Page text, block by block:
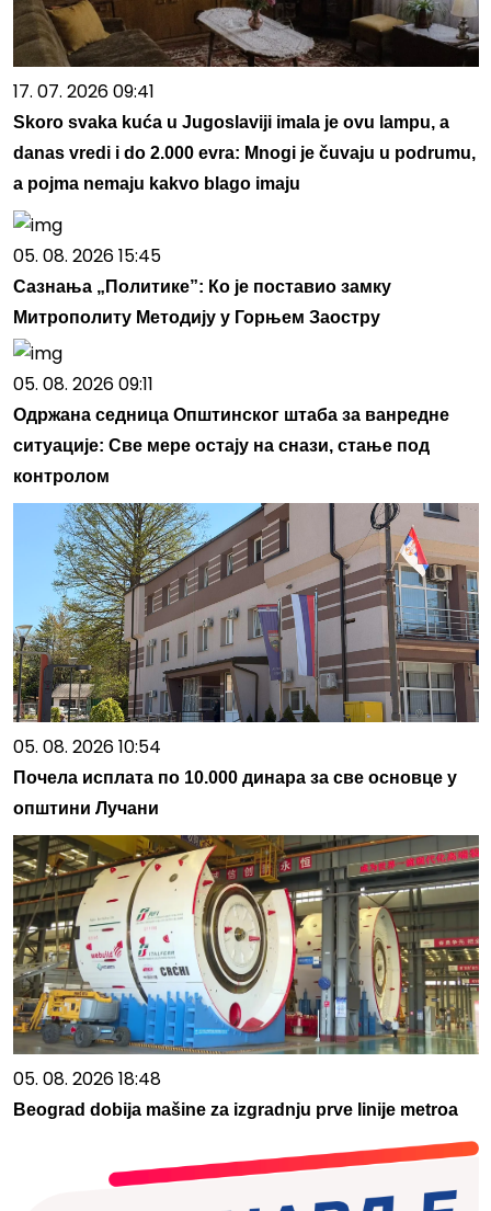
17. 07. 2026 09:41
Skoro svaka kuća u Jugoslaviji imala je ovu lampu, a
danas vredi i do 2.000 evra: Mnogi je čuvaju u podrumu,
a pojma nemaju kakvo blago imaju
05. 08. 2026 15:45
Сазнања „Политике”: Ко је поставио замку
Митрополиту Методију у Горњем Заостру
05. 08. 2026 09:11
Одржана седница Општинског штаба за ванредне
ситуације: Све мере остају на снази, стање под
контролом
05. 08. 2026 10:54
Почела исплата по 10.000 динара за све основце у
општини Лучани
05. 08. 2026 18:48
Beograd dobija mašine za izgradnju prve linije metroa